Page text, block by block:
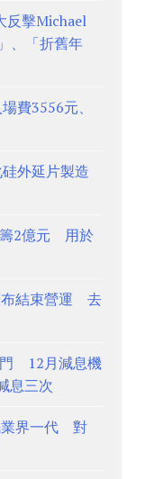
擊Michael
、「折舊年
費3556元、
外延片製造
籌2億元 用於
布結束營運 去
門 12月減息機
息三次
業界一代 對